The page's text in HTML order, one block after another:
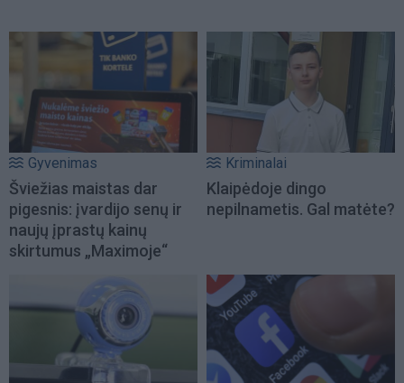
Gyvenimas
Šviežias maistas dar
pigesnis: įvardijo senų ir
naujų įprastų kainų
skirtumus „Maximoje“
Kriminalai
Klaipėdoje dingo
nepilnametis. Gal matėte?